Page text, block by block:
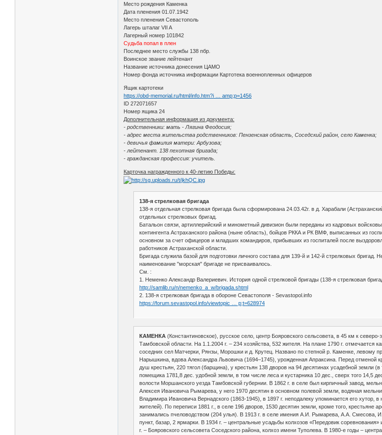
Место рождения Каменка
Дата пленения 01.07.1942
Место пленения Севастополь
Лагерь шталаг VII A
Лагерный номер 101842
Судьба попал в плен
Последнее место службы 138 пбр.
Воинское звание лейтенант
Название источника донесения ЦАМО
Номер фонда источника информации Картотека военнопленных офицеров
Ящик картотеки
https://obd-memorial.ru/html/info.htm?i … amp;p=1456
ID 272071657
Номер ящика 24
Дополнительная информация из документа:
- родственники: мать - Лягина Феодосия;
- адрес места жительства родственников: Пензенская область, Соседский район, село Каменка;
- девичья фамилия матери: Арбузова;
- лейтенант. 138 пехотная бригада;
- гражданская профессия: учитель.
Карточка награжденного к 40-летию Победы:
138-я стрелковая бригада
138-я отдельная стрелковая бригада была сформирована 24.03.42г. в д. Харабали
отдельных стрелковых бригад.
Батальон связи, артиллерийский и минометный дивизион были переданы из кадровых
контингента Астраханского района (ныне область), бойцов РККА и РК ВМФ, выписанных из
основном за счет офицеров и младших командиров, прибывших из госпиталей после
работников Астраханской области.
Бригада служила базой для подготовки личного состава для 139-й и 142-й стрелковых
наименование "морская" бригаде не присваивалось.
См. :
1. Неменко Александр Валериевич. История одной стрелковой бригады (138-я стрелковая
http://samlib.ru/n/nemenko_a_w/brigada.shtml
2. 138-я стрелковая бригада в обороне Севастополя - Sevastopol.info
https://forum.sevastopol.info/viewtopic … p;t=628974
КАМЕНКА (Константиновское), русское село, центр Бояровского сельсовета, в 45 км к
Тамбовской области. На 1.1.2004 г. – 234 хозяйства, 532 жителя. На плане 1790 г.
соседних сел Матчерки, Рянзы, Морошки и д. Крутец. Названо по степной р. Каменке, левому
Нарышкина, вдова Александра Львовича (1694–1745), урожденная Апраксина. Перед
душ крестьян, 220 тягол (барщина), у крестьян 138 дворов на 94 десятинах усадебной
помещика 1781,8 дес. удобной земли, в том числе леса и кустарника 10 дес., сверх того
волости Моршанского уезда Тамбовской губернии. В 1862 г. в селе был кирпичный завод,
Алексея Ивановича Рымарева, у него 1970 десятин в основном полевой земли, водяная
Владимира Ивановича Вернадского (1863-1945), в 1897 г. неподалеку упоминается его
жителей). По переписи 1881 г., в селе 196 дворов, 1530 десятин земли, кроме того, крестьяне
занимались пчеловодством (204 улья). В 1913 г. в селе имения А.И. Рымарева, А.А. Смесова,
пункт, базар, 2 ярмарки. В 1934 г. – центральные усадьбы колхозов «Передовик
г. – Бояровского сельсовета Соседского района, колхоз имени Туполева. В 1980-е годы –